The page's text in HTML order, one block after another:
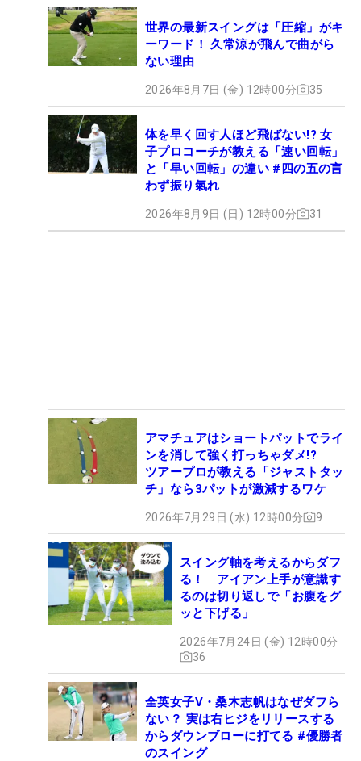
世界の最新スイングは「圧縮」がキ
ーワード！ 久常涼が飛んで曲がら
ない理由
2026年8月7日 (金) 12時00分 35
体を早く回す人ほど飛ばない!? 女
子プロコーチが教える「速い回転」
と「早い回転」の違い #四の五の言
わず振り氣れ
2026年8月9日 (日) 12時00分 31
アマチュアはショートパットでライ
ンを消して強く打っちゃダメ!?
ツアープロが教える「ジャストタッ
チ」なら3パットが激減するワケ
2026年7月29日 (水) 12時00分 9
スイング軸を考えるからダフ
る！ アイアン上手が意識す
るのは切り返しで「お腹をグ
ッと下げる」
2026年7月24日 (金) 12時00分
36
全英女子V・桑木志帆はなぜダフら
ない？ 実は右ヒジをリリースする
からダウンブローに打てる #優勝者
のスイング